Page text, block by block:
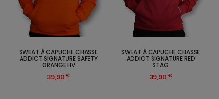
SWEAT À CAPUCHE CHASSE
ADDICT SIGNATURE SAFETY
ORANGE HV
39,90 €
SWEAT À CAPUCHE CHASSE
ADDICT SIGNATURE RED
STAG
39,90 €